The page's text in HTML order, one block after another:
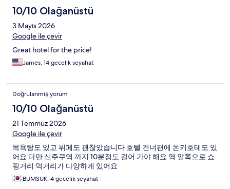
10/10 Olağanüstü
3 Mayıs 2026
Google ile çevir
Great hotel for the price!
James, 14 gecelik seyahat
Doğrulanmış yorum
10/10 Olağanüstü
21 Temmuz 2026
Google ile çevir
목욕탕도 있고 뷔페도 괜찮았습니다 호텔 건너편에 돈키호테도 있
어요 다만 신주쿠역 까지 10분정도 걸어 가야 해요 역 앞쪽으로 쇼
핑거리 먹거리가 다양하게 있어요
BUMSUK, 4 gecelik seyahat